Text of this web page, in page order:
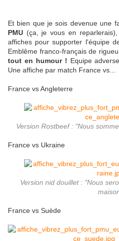
Et bien que je sois devenue une
PMU (ça, je vous en
affiches pour supporter l'équipe
Emblême franco-français de
tout en humour ! Equipe
Une affiche par match France vs...
France vs Angleterre
Version Rostbeef : "Nous
France vs Ukraine
Version nid douillet : "Nous
France vs Suède